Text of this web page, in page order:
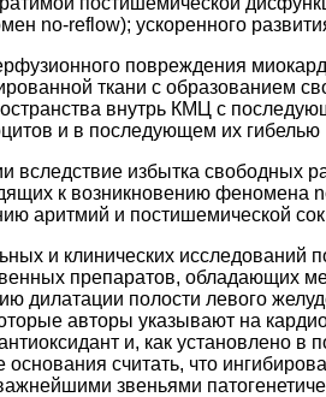
no-reflow); ускоренного
повреждения
ткани с образованием
внутрь КМЦ с
и в последующем их
избытка свободных
к возникновению феномена
аритмий и постишемической
и клинических
препаратов, обладающих
дилатации полости левого
авторы указывают на
и, как установлено
основания считать, что
звеньями